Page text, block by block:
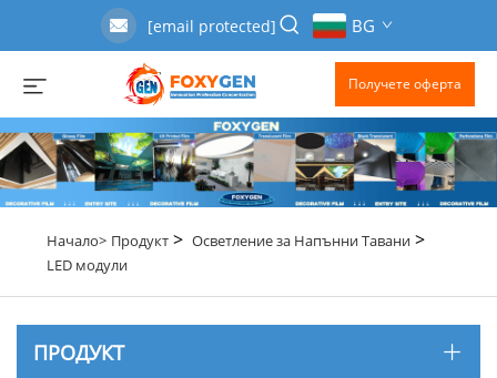
[email protected] BG
Получете оферта
Начало> Продукт> Осветление за Напънни Тавани>
LED модули
ПРОДУКТ